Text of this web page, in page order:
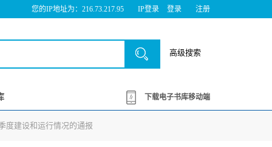
您的IP地址为：216.73.217.95 IP登录 登录 注册
高级搜索
下载电子书库移动端
度建设和运行情况的通报